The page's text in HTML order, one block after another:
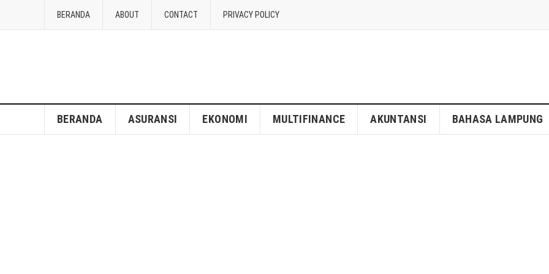
BERANDA ABOUT CONTACT PRIVACY POLICY
BERANDA ASURANSI EKONOMI MULTIFINANCE AKUNTANSI BAHASA LAMPUNG